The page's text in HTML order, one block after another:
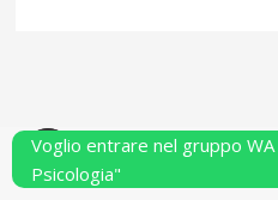
Powered by
Voglio entrare nel gruppo
Psicologia"